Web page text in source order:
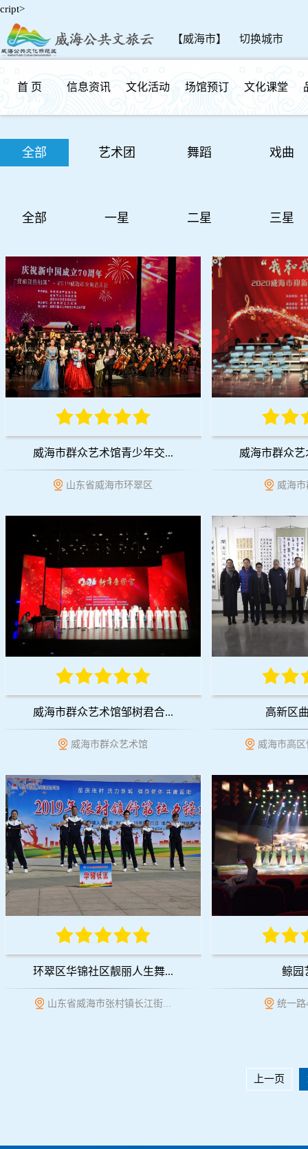
cript>
【威海市】 切换城市
首 页 信息资讯 文化活动 场馆预订 文化课堂
群众反馈
全部 艺术团 舞蹈 戏曲
全部 一星 二星 三星
威海市群众艺术馆青少年交...
山东省威海市环翠区
威海市群众
威海
威海市群众艺术馆邹树君合...
威海市群众艺术馆
高新区
威海市高
环翠区华锦社区靓丽人生舞...
山东省威海市张村镇长江街...
鲸园
统一路
上一页